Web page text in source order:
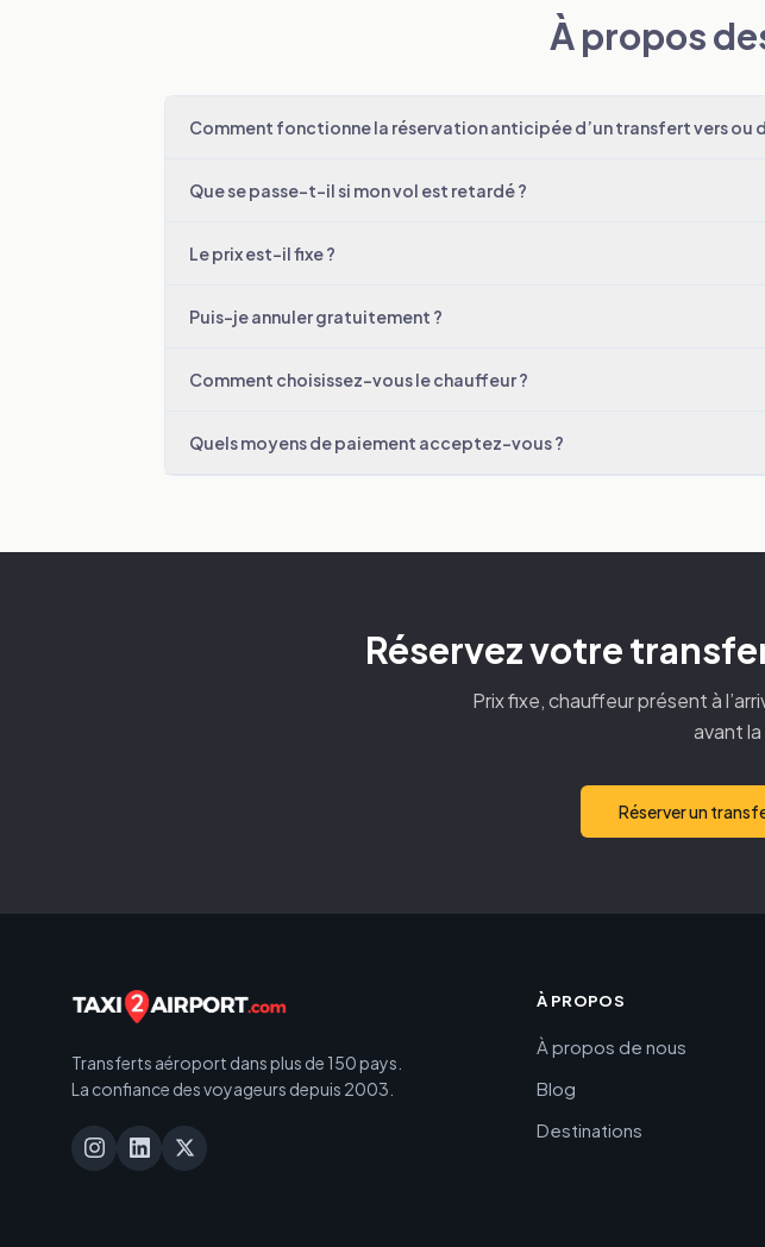
À propos
Comment fonctionne la réservation anticipée d’un transfert vers ou
Que se passe-t-il si mon vol est retardé ?
Le prix est-il fixe ?
Puis-je annuler gratuitement ?
Comment choisissez-vous le chauffeur ?
Quels moyens de paiement acceptez-vous ?
Réservez votre
Prix fixe, chauffeur présent à
avant
Réserver un
Transferts aéroport dans plus de 150 pays.
La confiance des voyageurs depuis 2003.
À PROPOS
À propos de nous
Blog
Destinations